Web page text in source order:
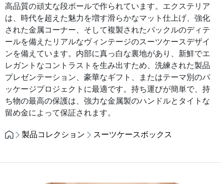
高品質の頑丈な段ボールで作られています。エクステリア
は、時代を超えた魅力を増す滑らかなマット仕上げ、強化
された金属コーナー、そして複製されたバックルのディテ
ールを備えたリアルなヴィンテージのスーツケースデザイ
ンを備えています。内部に真っ白な裏地があり、新鮮でエ
レガントなコントラストを生み出すため、洗練された製品
プレゼンテーション、豪華なギフト、またはテーマ別のパ
ッケージプロジェクトに最適です。持ち運びが簡単で、持
ち物の最高の保護は、強力な金属製のハンドルとタイトな
留め金によって保証されます。
製品コレクション
スーツケースボックス